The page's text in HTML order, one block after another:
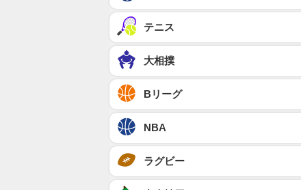
テニス
大相撲
Bリーグ
NBA
ラグビー